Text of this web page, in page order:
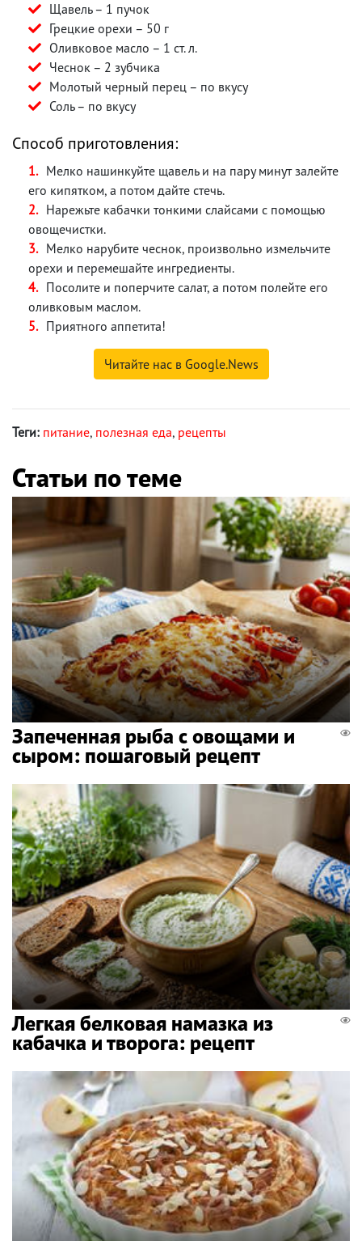
Щавель – 1 пучок
Грецкие орехи – 50 г
Оливковое масло – 1 ст. л.
Чеснок – 2 зубчика
Молотый черный перец – по вкусу
Соль – по вкусу
Способ приготовления:
Мелко нашинкуйте щавель и на пару минут залейте
его кипятком, а потом дайте стечь.
Нарежьте кабачки тонкими слайсами с помощью
овощечистки.
Мелко нарубите чеснок, произвольно измельчите
орехи и перемешайте ингредиенты.
Посолите и поперчите салат, а потом полейте его
оливковым маслом.
Приятного аппетита!
Читайте нас в Google.News
Теги: питание, полезная еда, рецепты
Статьи по теме
Запеченная рыба с овощами и
сыром: пошаговый рецепт
Легкая белковая намазка из
кабачка и творога: рецепт